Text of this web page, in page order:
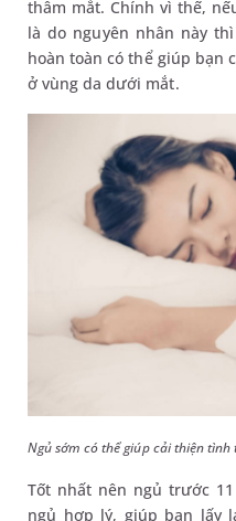
thâm mắt. Chính vì thế,
là do nguyên nhân này
hoàn toàn có thể giúp bạn
ở vùng da dưới mắt.
Ngủ sớm có thể giúp cải thiện
Tốt nhất nên ngủ trước
ngủ hợp lý, giúp bạn lấy